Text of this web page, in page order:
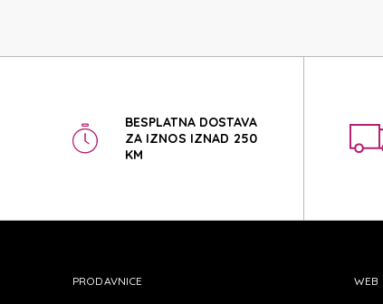
BESPLATNA DOSTAVA
ZA IZNOS IZNAD 250
KM
PRODAVNICE WEB